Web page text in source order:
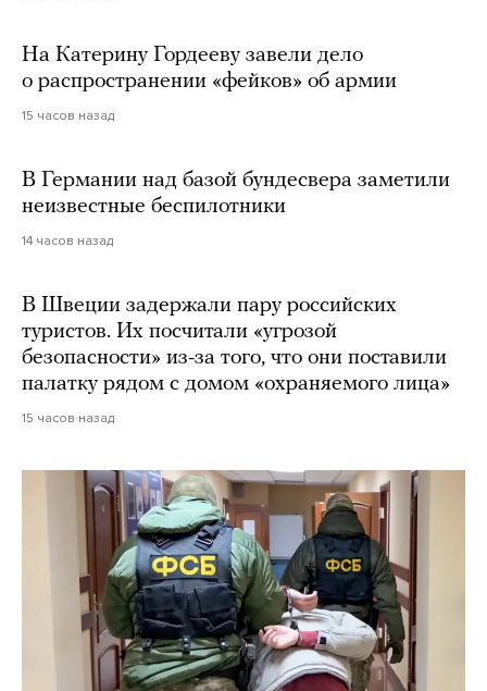
На Катерину Гордееву завели дело
о распространении «фейков» об армии
15 часов назад
В Германии над базой бундесвера заметили
неизвестные беспилотники
14 часов назад
В Швеции задержали пару российских
туристов. Их посчитали «угрозой
безопасности» из-за того, что они поставили
палатку рядом с домом «охраняемого лица»
15 часов назад